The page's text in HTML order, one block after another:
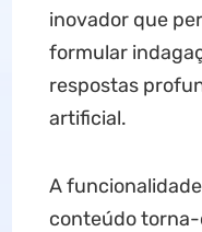
inovador que
formular
respostas
artificial.
A
conteúdo